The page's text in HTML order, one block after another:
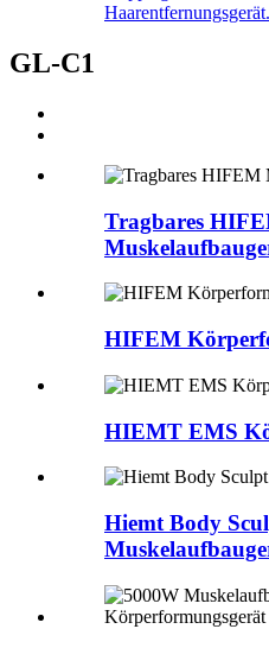
GL-C1
Tragbares
HIFEM
HIEMT EMS
Hiemt Body